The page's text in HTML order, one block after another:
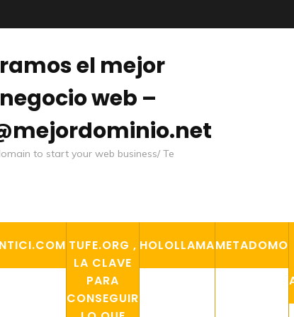
el mejor
web –
to start your web business/ Te
TUFE.ORG ,
LA CLAVE
PARA
CONSEGUIR
HOLOLLAMAMETADOMO